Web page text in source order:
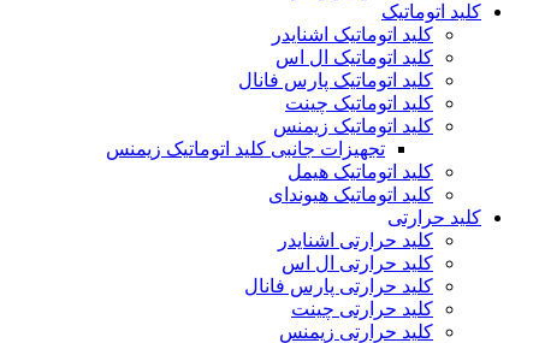
کلید اتوماتیک
کلید اتوماتیک اشنایدر
کلید اتوماتیک ال اس
کلید اتوماتیک پارس فانال
کلید اتوماتیک چینت
کلید اتوماتیک زیمنس
تجهیزات جانبی کلید اتوماتیک زیمنس
کلید اتوماتیک هیمل
کلید اتوماتیک هیوندای
کلید حرارتی
کلید حرارتی اشنایدر
کلید حرارتی ال اس
کلید حرارتی پارس فانال
کلید حرارتی چینت
کلید حرارتی زیمنس